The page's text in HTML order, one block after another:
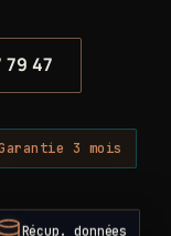
79 47
3 mois
Récup. données